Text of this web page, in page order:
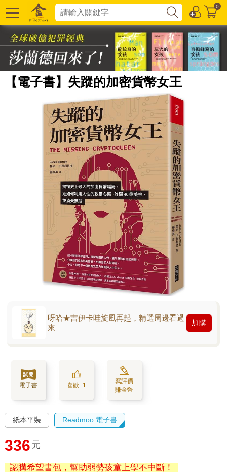
0
【電子書】失蹤的加密貨幣女王
呀哈★吉伊卡哇旋風再起，精選周邊看過
來
加購
電子書 喜歡+1
寫評價
賺金幣
紙本平裝 Readmoo 電子書
336 元
認購希望書包，幫助弱勢孩童上學不中斷！